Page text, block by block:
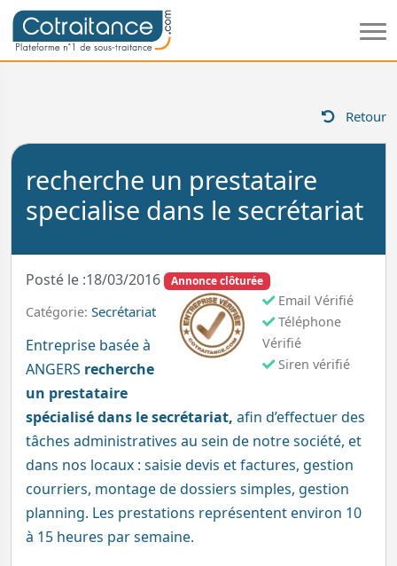
Retour
recherche un prestataire
specialise dans le secrétariat
Posté le :18/03/2016 Annonce clôturée
Email Vérifié
Téléphone
Vérifié
Siren vérifié
Catégorie: Secrétariat
Entreprise basée à
ANGERS recherche
un prestataire
spécialisé dans le secrétariat, afin d’effectuer des
tâches administratives au sein de notre société, et
dans nos locaux : saisie devis et factures, gestion
courriers, montage de dossiers simples, gestion
planning. Les prestations représentent environ 10
à 15 heures par semaine.